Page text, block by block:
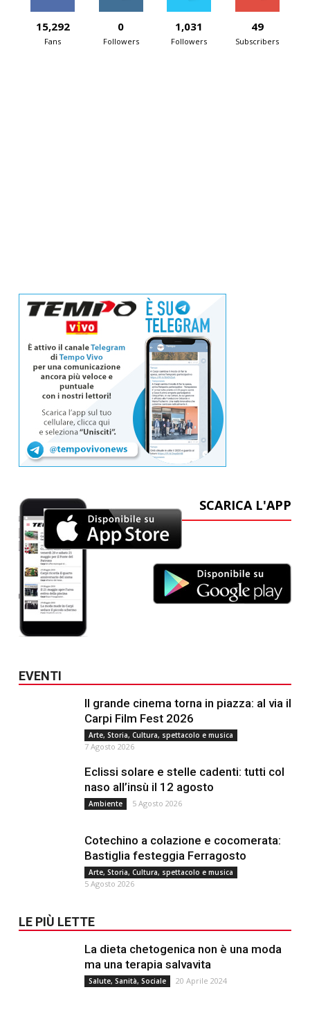
15,292
Fans
0
Followers
1,031
Followers
49
Subscribers
SCARICA L'APP
EVENTI
Il grande cinema torna in piazza: al via il
Carpi Film Fest 2026
Arte, Storia, Cultura, spettacolo e musica
7 Agosto 2026
Eclissi solare e stelle cadenti: tutti col
naso all’insù il 12 agosto
Ambiente 5 Agosto 2026
Cotechino a colazione e cocomerata:
Bastiglia festeggia Ferragosto
Arte, Storia, Cultura, spettacolo e musica
5 Agosto 2026
LE PIÙ LETTE
La dieta chetogenica non è una moda
ma una terapia salvavita
Salute, Sanità, Sociale 20 Aprile 2024